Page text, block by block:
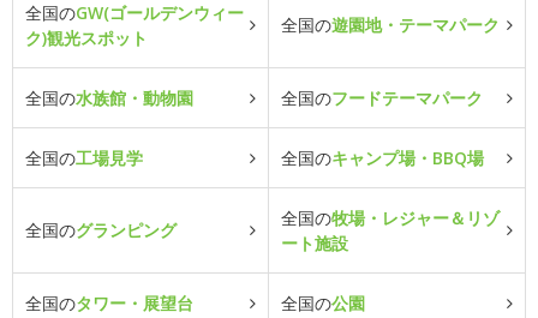
全国のGW(ゴールデンウィー
ク)観光スポット
全国の遊園地・テーマパーク
全国の水族館・動物園 全国のフードテーマパーク
全国の工場見学 全国のキャンプ場・BBQ場
全国のグランピング
全国の牧場・レジャー＆リゾ
ート施設
全国のタワー・展望台 全国の公園